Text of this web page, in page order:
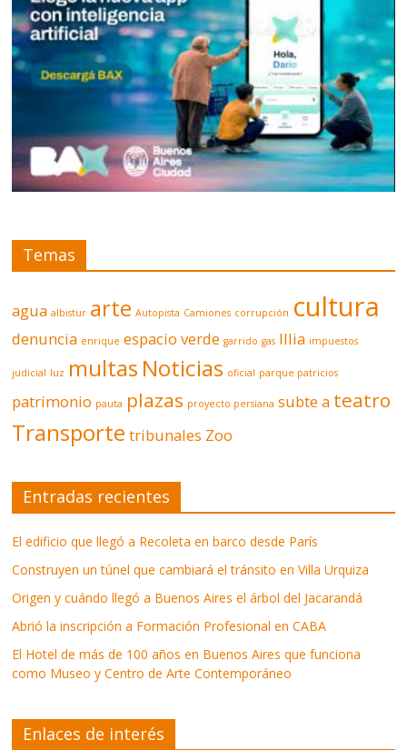
Temas
agua albistur arte Autopista Camiones corrupción cultura
denuncia enrique espacio verde garrido gas Illia impuestos
judicial luz multas Noticias oficial parque patricios
patrimonio pauta plazas proyecto persiana subte a teatro
Transporte tribunales Zoo
Entradas recientes
El edificio que llegó a Recoleta en barco desde París
Construyen un túnel que cambiará el tránsito en Villa Urquiza
Origen y cuándo llegó a Buenos Aires el árbol del Jacarandá
Abrió la inscripción a Formación Profesional en CABA
El Hotel de más de 100 años en Buenos Aires que funciona
como Museo y Centro de Arte Contemporáneo
Enlaces de interés